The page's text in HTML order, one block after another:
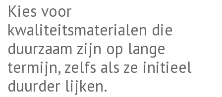
Kies voor
kwaliteitsmaterialen die
duurzaam zijn op lange
termijn, zelfs als ze initieel
duurder lijken.